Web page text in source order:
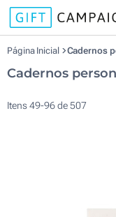
Página Inicial Cadernos
Cadernos
Itens49-96de507